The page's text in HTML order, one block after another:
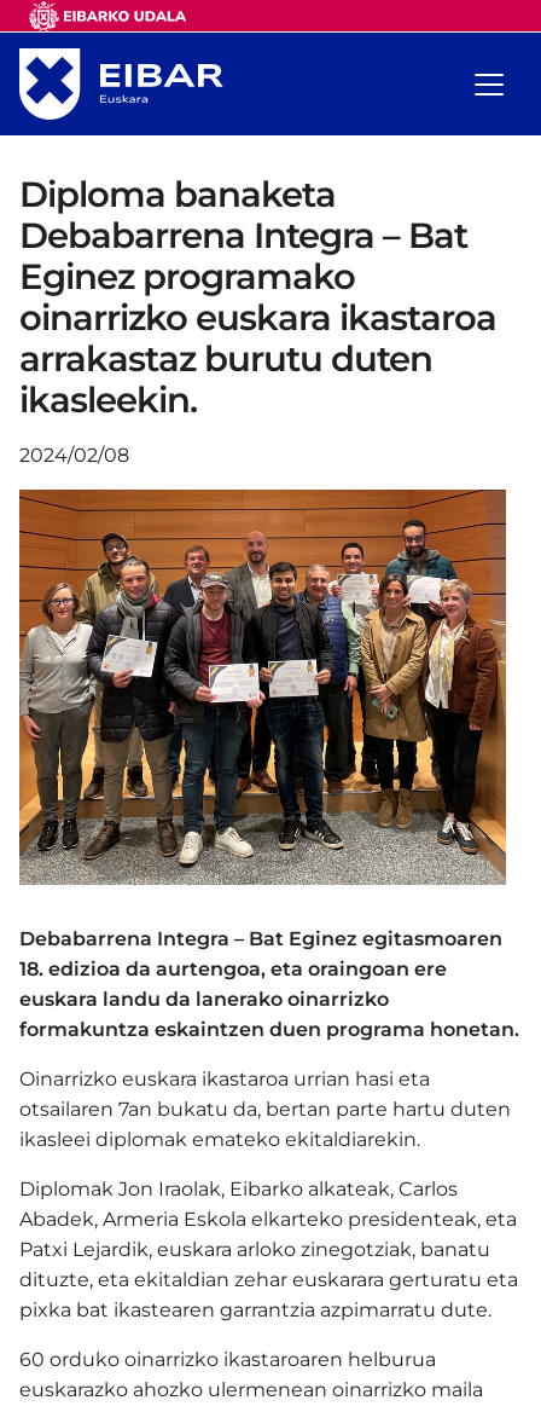
Diploma banaketa
Debabarrena Integra – Bat
Eginez programako
oinarrizko euskara ikastaroa
arrakastaz burutu duten
ikasleekin.
2024/02/08
Debabarrena Integra – Bat Eginez egitasmoaren
18. edizioa da aurtengoa, eta oraingoan ere
euskara landu da lanerako oinarrizko
formakuntza eskaintzen duen programa honetan.
Oinarrizko euskara ikastaroa urrian hasi eta
otsailaren 7an bukatu da, bertan parte hartu duten
ikasleei diplomak emateko ekitaldiarekin.
Diplomak Jon Iraolak, Eibarko alkateak, Carlos
Abadek, Armeria Eskola elkarteko presidenteak, eta
Patxi Lejardik, euskara arloko zinegotziak, banatu
dituzte, eta ekitaldian zehar euskarara gerturatu eta
pixka bat ikastearen garrantzia azpimarratu dute.
60 orduko oinarrizko ikastaroaren helburua
euskarazko ahozko ulermenean oinarrizko maila